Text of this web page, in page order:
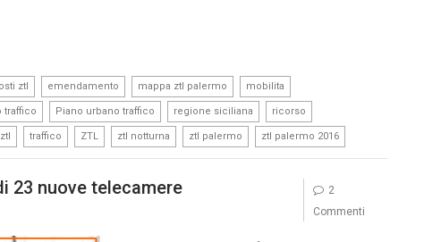
ztl emendamento mappa ztl palermo mobilita
traffico Piano urbano traffico regione siciliana ricorso
traffico ZTL ztl notturna ztl palermo ztl palermo 2016
23 nuove telecamere
2
Commenti